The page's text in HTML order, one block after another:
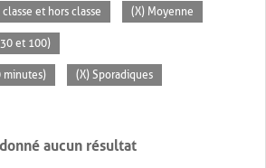
classe et hors classe (X) Moyenne
et 100)
minutes) (X) Sporadiques
aucun résultat